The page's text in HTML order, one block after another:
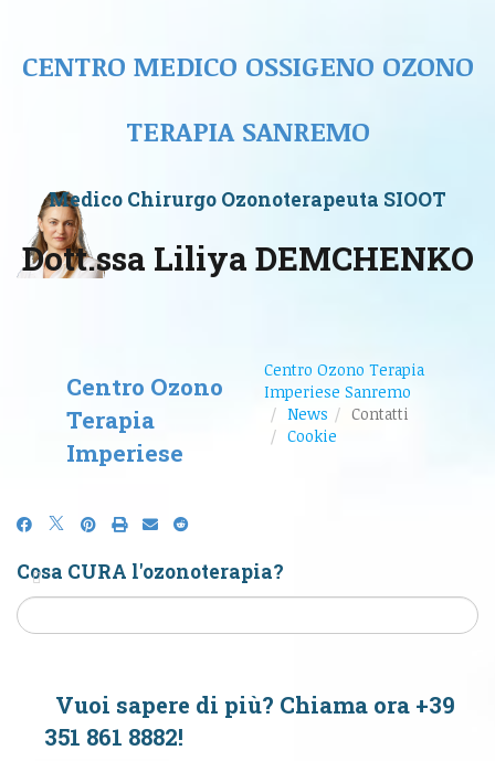
CENTRO MEDICO OSSIGENO OZONO
TERAPIA SANREMO
Medico Chirurgo Ozonoterapeuta SIOOT
Dott.ssa Liliya DEMCHENKO
Centro Ozono
Terapia
Imperiese
Centro Ozono Terapia
Imperiese Sanremo
News
Contatti
Cookie
Cosa CURA l'ozonoterapia?
Vuoi sapere di più? Chiama ora +39
351 861 8882!